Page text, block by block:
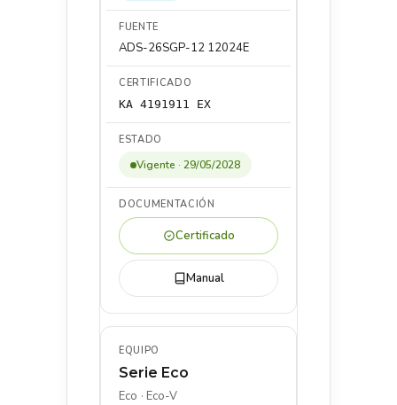
ADS-26SGP-12 12024E
KA 4191911 EX
Vigente · 29/05/2028
Certificado
Manual
Serie Eco
Eco · Eco-V